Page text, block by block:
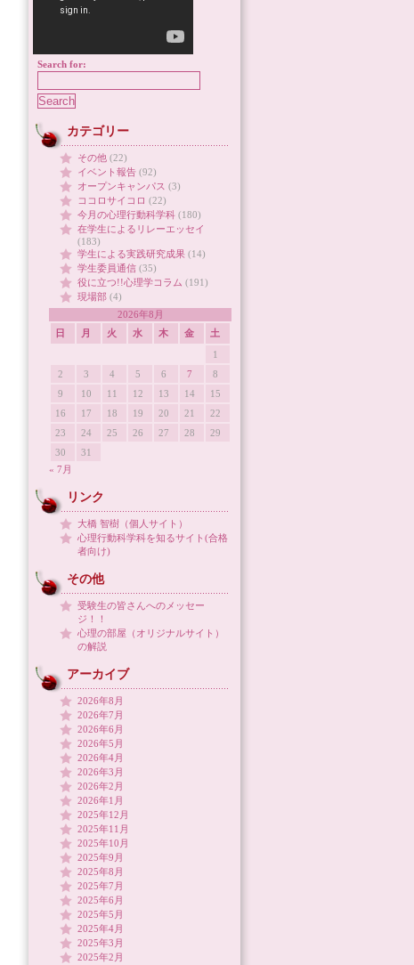
Search for:
カテゴリー
その他 (22)
イベント報告 (92)
オープンキャンパス (3)
ココロサイコロ (22)
今月の心理行動科学科 (180)
在学生によるリレーエッセイ
(183)
学生による実践研究成果 (14)
学生委員通信 (35)
役に立つ!!心理学コラム (191)
現場部 (4)
2026年8月
日
月 火 水 木 金
土
1
2
3 4 5 6 7
8
9
10 11 12 13 14
15
16
17 18 19 20 21
22
23
24 25 26 27 28
29
30
31
« 7月
リンク
大橋 智樹（個人サイト）
心理行動科学科を知るサイト(合格
者向け)
その他
受験生の皆さんへのメッセー
ジ！！
心理の部屋（オリジナルサイト）
の解説
アーカイブ
2026年8月
2026年7月
2026年6月
2026年5月
2026年4月
2026年3月
2026年2月
2026年1月
2025年12月
2025年11月
2025年10月
2025年9月
2025年8月
2025年7月
2025年6月
2025年5月
2025年4月
2025年3月
2025年2月